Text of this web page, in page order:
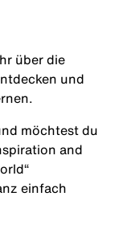
über die
und
möchtest du
and
einfach